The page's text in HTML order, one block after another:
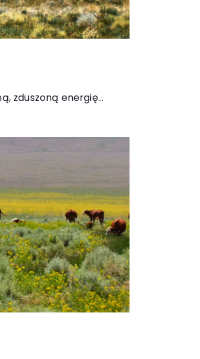
zduszoną energię...